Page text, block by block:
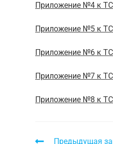
Приложение №4 к
Приложение №5 к
Приложение №6 к
Приложение №7 к
Приложение №8 к ТС
Предыдущая